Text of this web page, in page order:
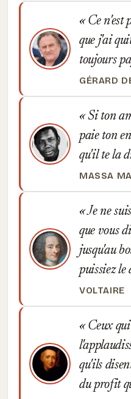
Ce n'est
que j'ai
toujours
GÉRARD
Si ton
paie ton
qu'il te la
MASSA
Je ne
que vous
jusqu'au
puissiez
VOLTAIRE
Ceux qui
qu'ils
du profit